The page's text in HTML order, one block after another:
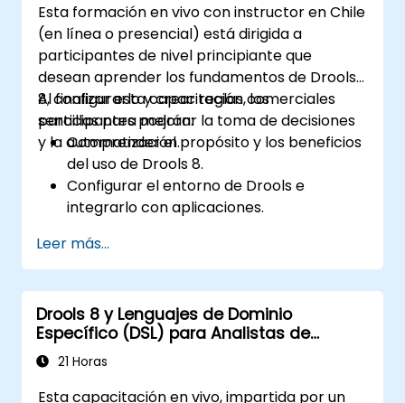
escalables basadas en Drools para
necesidades empresariales.
Esta formación en vivo con instructor en Chile
(en línea o presencial) está dirigida a
participantes de nivel principiante que
desean aprender los fundamentos de Drools
8, configurarlo y crear reglas comerciales
sencillas para mejorar la toma de decisiones
y la automatización.
Al finalizar esta capacitación, los
participantes podrán:
Comprender el propósito y los beneficios
del uso de Drools 8.
Configurar el entorno de Drools e
integrarlo con aplicaciones.
comerciales simples.
Utilizar Drools Workbench para la gestión
de reglas y tablas de decisión.
Implementar Drools en escenarios del
mundo real para automatizar decisiones.
Leer más...
Drools 8 y Lenguajes de Dominio
Específico (DSL) para Analistas de
Negocios
21 Horas
Esta capacitación en vivo, impartida por un